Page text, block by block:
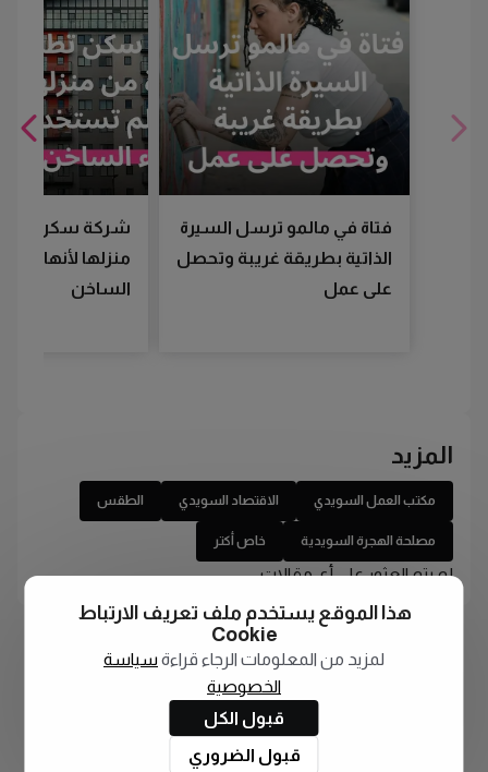
فتاة في مالمو ترسل السيرة
الذاتية بطريقة غريبة وتحصل
على عمل
شركة سكن
منزلها لأنها لم
الساخن
المزيد
مكتب العمل السويدي الاقتصاد السويدي الطقس
مصلحة الهجرة السويدية خاص أكتر
لم يتم العثور على أي مقالات
هذا الموقع يستخدم ملف تعريف الارتباط
Cookie
لمزيد من المعلومات الرجاء قراءة سياسة
الخصوصية
قبول الكل
قبول الضروري